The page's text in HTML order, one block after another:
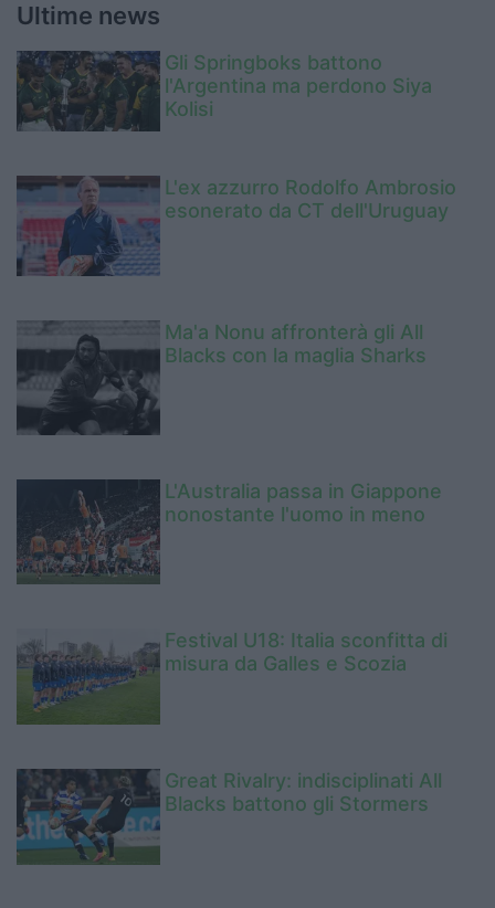
Ultime news
Gli Springboks battono
l'Argentina ma perdono Siya
Kolisi
L'ex azzurro Rodolfo Ambrosio
esonerato da CT dell'Uruguay
Ma'a Nonu affronterà gli All
Blacks con la maglia Sharks
L'Australia passa in Giappone
nonostante l'uomo in meno
Festival U18: Italia sconfitta di
misura da Galles e Scozia
Great Rivalry: indisciplinati All
Blacks battono gli Stormers